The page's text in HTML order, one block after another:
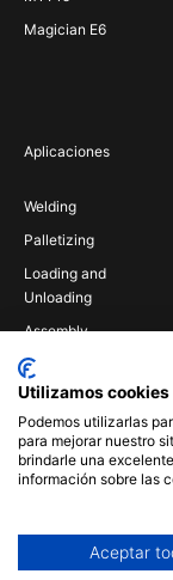
Magician E6
Aplicaciones
Welding
Palletizing
Loading and
Unloading
Assembly
Bin Picking
Gluing
Insertion
Polishing
© 2026 Dobot All
Utilizamos cookies
Podemos utilizarlas
para mejorar nuestro
brindarle una
información sobre las
Aceptar